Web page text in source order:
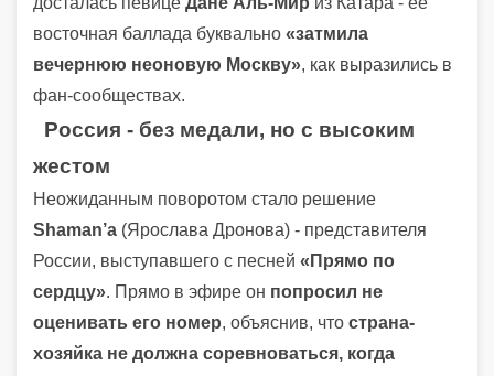
восточная баллада буквально «затмила
вечернюю неоновую Москву», как выразились в
фан-сообществах.
Россия - без медали, но с высоким
жестом
Неожиданным поворотом стало решение
Shaman’а (Ярослава Дронова) - представителя
России, выступавшего с песней «Прямо по
сердцу». Прямо в эфире он попросил не
оценивать его номер, объяснив, что страна-
хозяйка не должна соревноваться, когда